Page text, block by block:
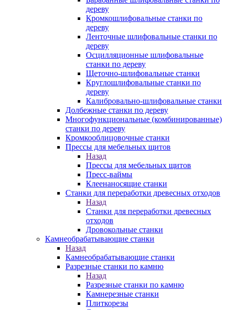
дереву
Кромкошлифовальные станки по
дереву
Ленточные шлифовальные станки по
дереву
Осцилляционные шлифовальные
станки по дереву
Щеточно-шлифовальные станки
Круглошлифовальные станки по
дереву
Калибровально-шлифовальные станки
Долбежные станки по дереву
Многофункциональные (комбинированные)
станки по дереву
Кромкооблицовочные станки
Прессы для мебельных щитов
Назад
Прессы для мебельных щитов
Пресс-ваймы
Клеенаносящие станки
Станки для переработки древесных отходов
Назад
Станки для переработки древесных
отходов
Дровокольные станки
Камнеобрабатывающие станки
Назад
Камнеобрабатывающие станки
Разрезные станки по камню
Назад
Разрезные станки по камню
Камнерезные станки
Плиткорезы